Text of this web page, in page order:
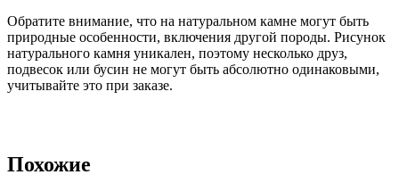
Обратите внимание, что на натуральном камне могут быть
природные особенности, включения другой породы. Рисунок
натурального камня уникален, поэтому несколько друз,
подвесок или бусин не могут быть абсолютно одинаковыми,
учитывайте это при заказе.
Похожие